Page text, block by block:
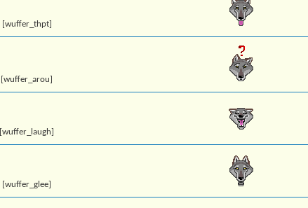
[wuffer_thpt]
[wuffer_arou]
[wuffer_laugh]
[wuffer_glee]